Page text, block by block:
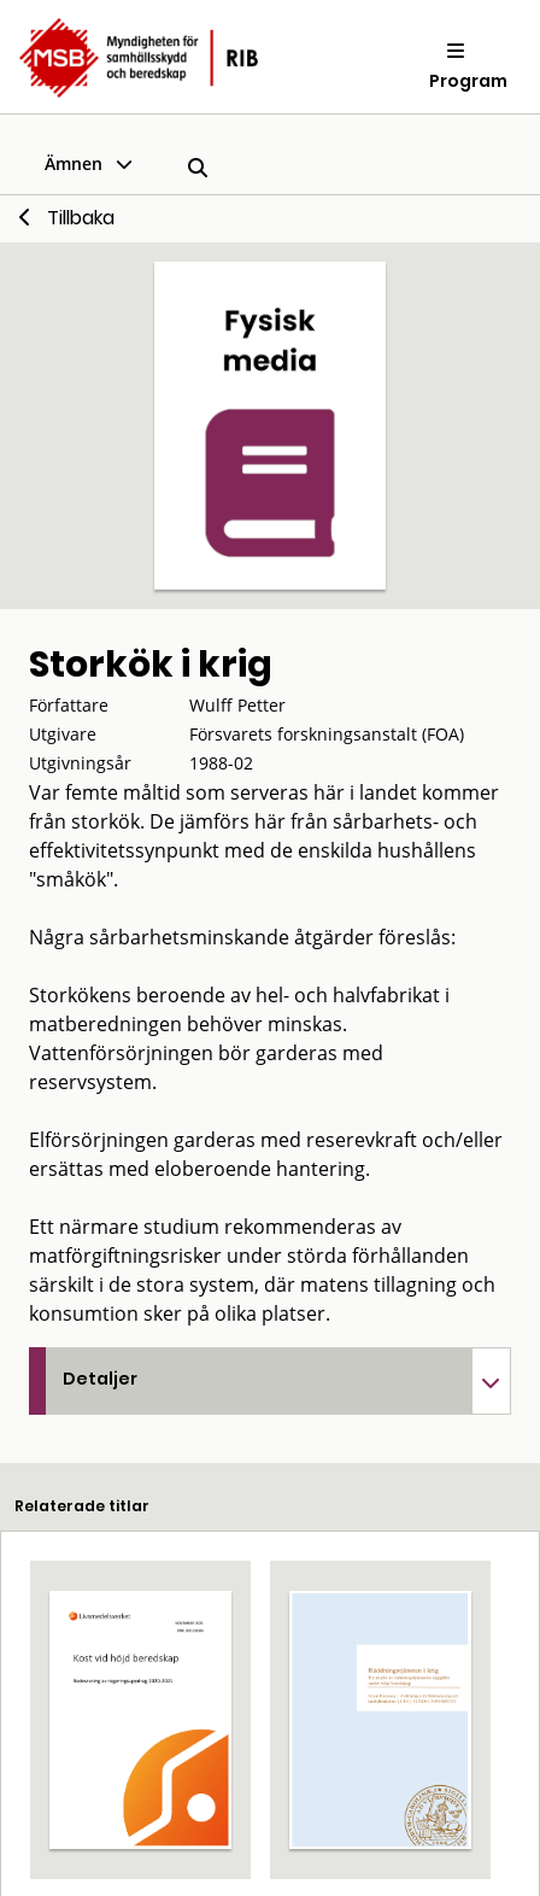
Program
Ämnen
Tillbaka
Storkök i krig
Författare
Wulff Petter
Utgivare
Försvarets forskningsanstalt (FOA)
Utgivningsår
1988-02
Var femte måltid som serveras här i landet kommer
från storkök. De jämförs här från sårbarhets- och
effektivitetssynpunkt med de enskilda hushållens
"småkök".
Några sårbarhetsminskande åtgärder föreslås:
Storkökens beroende av hel- och halvfabrikat i
matberedningen behöver minskas.
Vattenförsörjningen bör garderas med
reservsystem.
Elförsörjningen garderas med reserevkraft och/eller
ersättas med eloberoende hantering.
Ett närmare studium rekommenderas av
matförgiftningsrisker under störda förhållanden
särskilt i de stora system, där matens tillagning och
konsumtion sker på olika platser.
Detaljer
Relaterade titlar